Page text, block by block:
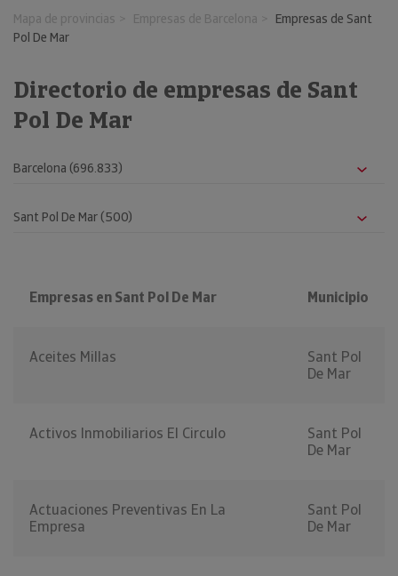
Mapa de provincias Empresas de Barcelona
Empresas de Sant
Pol De Mar
Directorio de empresas de Sant
Pol De Mar
Empresas en Sant Pol De Mar Municipio
Aceites Millas
Sant Pol
De Mar
Activos Inmobiliarios El Circulo
Sant Pol
De Mar
Actuaciones Preventivas En La
Empresa
Sant Pol
De Mar